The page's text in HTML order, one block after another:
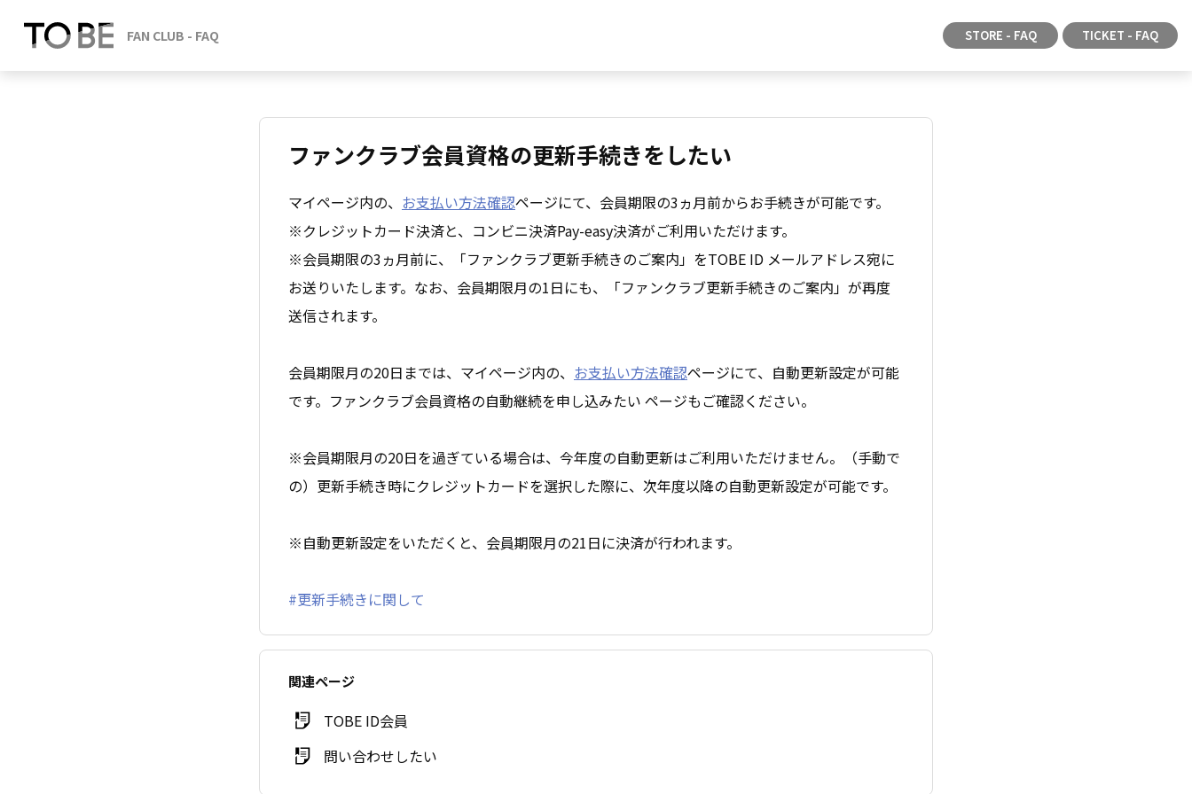
STORE - FAQ TICKET - FAQ
ファンクラブ会員資格の更新手続きをしたい
マイページ内の、 お支払い方法確認ページにて、会員期限の3ヵ月前からお手続きが可能です。
※クレジットカード決済と、コンビニ決済Pay-easy決済がご利用いただけます。
※会員期限の3ヵ月前に、「ファンクラブ更新手続きのご案内」をTOBE ID メールアドレス宛に
お送りいたします。なお、会員期限月の1日にも、「ファンクラブ更新手続きのご案内」が再度
送信されます。
会員期限月の20日までは、マイページ内の、 お支払い方法確認ページにて、自動更新設定が可能
です。 ファンクラブ会員資格の自動継続を申し込みたい ページもご確認ください。
※会員期限月の20日を過ぎている場合は、今年度の自動更新はご利用いただけません。（手動で
の）更新手続き時にクレジットカードを選択した際に、次年度以降の自動更新設定が可能です。
※自動更新設定をいただくと、会員期限月の21日に決済が行われます。
#更新手続きに関して
関連ページ
TOBE ID会員
問い合わせしたい